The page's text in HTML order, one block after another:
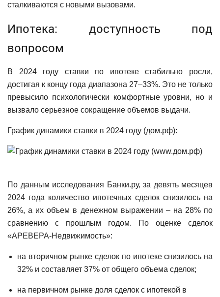
сталкиваются с новыми вызовами.
Ипотека: доступность под
вопросом
В 2024 году ставки по ипотеке стабильно росли,
достигая к концу года диапазона 27–33%. Это не только
превысило психологически комфортные уровни, но и
вызвало серьезное сокращение объемов выдачи.
График динамики ставки в 2024 году (дом.рф):
По данным исследования Банки.ру, за девять месяцев
2024 года количество ипотечных сделок снизилось на
26%, а их объем в денежном выражении – на 28% по
сравнению с прошлым годом. По оценке сделок
«АРЕВЕРА-Недвижимость»:
на вторичном рынке сделок по ипотеке снизилось на
32% и составляет 37% от общего объема сделок;
на первичном рынке доля сделок с ипотекой в